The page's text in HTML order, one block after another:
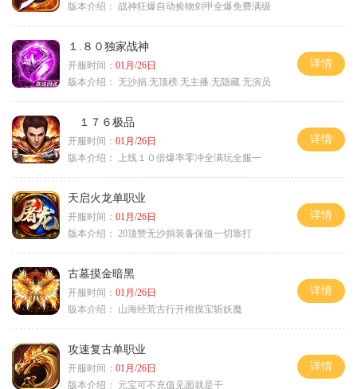
版本介绍： 战神狂爆自动捡物剑甲全爆免费满级
１.８０独家战神
开服时间： 01月/26日
版本介绍： 无沙捐.无顶榜.无主播.无隐藏.无演员
详情
１７６极品
开服时间： 01月/26日
版本介绍：
上线１０倍爆率零冲全满玩全服一
详情
天启火龙单职业
开服时间： 01月/26日
版本介绍： 20顶赞无沙捐装备保值一切靠打
详情
古墓摸金暗黑
开服时间： 01月/26日
版本介绍：
山海经荒古行开棺摸宝斩妖魔
详情
攻速复古单职业
开服时间： 01月/26日
版本介绍：
元宝可不充值见面就是干
详情